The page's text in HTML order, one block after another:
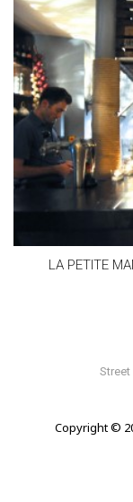
LA PETITE
Copyright ©